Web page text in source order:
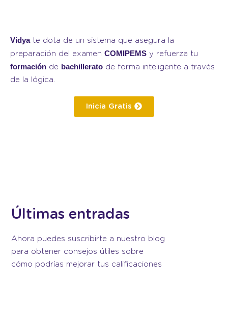
Vidyate dota de un sistema que asegura la
preparación del examen COMIPEMS y refuerza tu
formación de bachillerato de forma inteligente a través
de la lógica.
Inicia Gratis
Últimas entradas
Ahora puedes suscribirte a nuestro blog
para obtener consejos útiles sobre
cómo podrías mejorar tus calificaciones